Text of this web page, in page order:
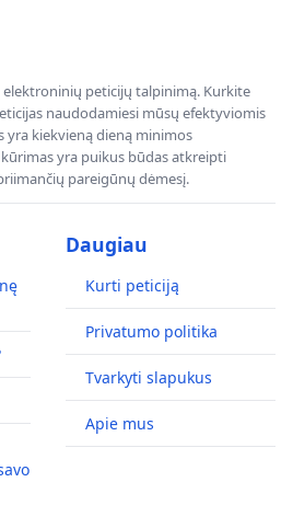
peticijų talpinimą. Kurkite
naudodamiesi mūsų efektyviomis
yra kiekvieną dieną minimos
yra puikus būdas atkreipti
pareigūnų dėmesį.
Daugiau
Kurti peticiją
Privatumo politika
Tvarkyti slapukus
Apie mus